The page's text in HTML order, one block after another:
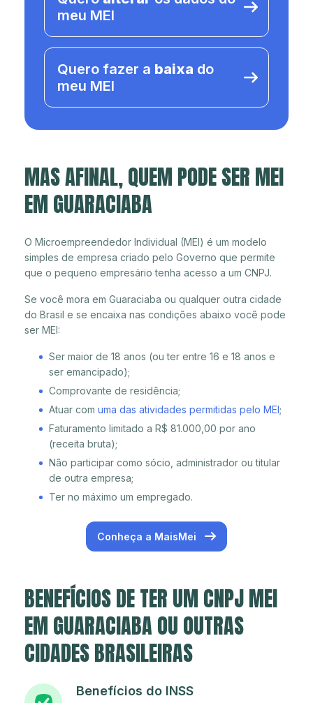
meu MEI
Quero fazer a baixa do
meu MEI
MAS AFINAL, QUEM PODE SER MEI
EM GUARACIABA
O Microempreendedor Individual (MEI) é um modelo
simples de empresa criado pelo Governo que permite
que o pequeno empresário tenha acesso a um CNPJ.
Se você mora em Guaraciaba ou qualquer outra cidade
do Brasil e se encaixa nas condições abaixo você pode
ser MEI:
Ser maior de 18 anos (ou ter entre 16 e 18 anos e
ser emancipado);
Comprovante de residência;
Atuar com uma das atividades permitidas pelo MEI;
Faturamento limitado a R$ 81.000,00 por ano
(receita bruta);
Não participar como sócio, administrador ou titular
de outra empresa;
Ter no máximo um empregado.
Conheça a MaisMei
BENEFÍCIOS DE TER UM CNPJ MEI
EM GUARACIABA OU OUTRAS
CIDADES BRASILEIRAS
Benefícios do INSS